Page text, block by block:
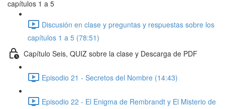
capítulos 1 a 5
Discusión en clase y preguntas y respuestas sobre los
capítulos 1 a 5 (78:51)
Capítulo Seis, QUIZ sobre la clase y Descarga de PDF
Episodio 21 - Secretos del Nombre (14:43)
Episodio 22 - El Enigma de Rembrandt y El Misterio de